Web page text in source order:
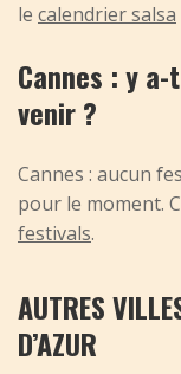
le calendrier salsa
Cannes : y
venir ?
Cannes : aucun
pour le moment.
festivals.
AUTRES
D’AZUR